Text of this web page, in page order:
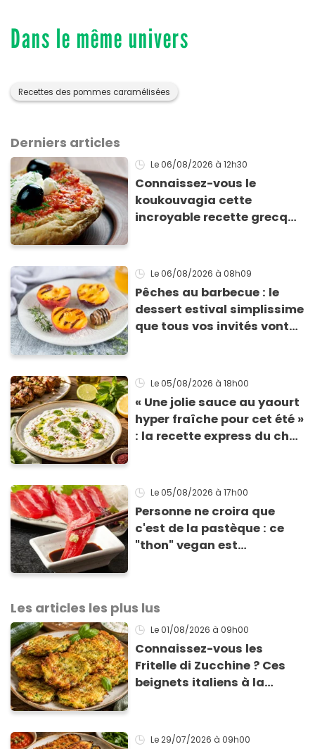
Dans le même univers
Recettes des pommes caramélisées
Derniers articles
Le 06/08/2026 à 12h30
Connaissez-vous le
koukouvagia cette
incroyable recette grecque
Le 06/08/2026 à 08h09
Pêches au barbecue : le
dessert estival simplissime
que tous vos invités vont
Le 05/08/2026 à 18h00
« Une jolie sauce au yaourt
hyper fraîche pour cet été »
: la recette express du chef
grillades
Le 05/08/2026 à 17h00
Personne ne croira que
c'est de la pastèque : ce
"thon" vegan est
Les articles les plus lus
Le 01/08/2026 à 09h00
Connaissez-vous les
Fritelle di Zucchine ? Ces
beignets italiens à la
Le 29/07/2026 à 09h00